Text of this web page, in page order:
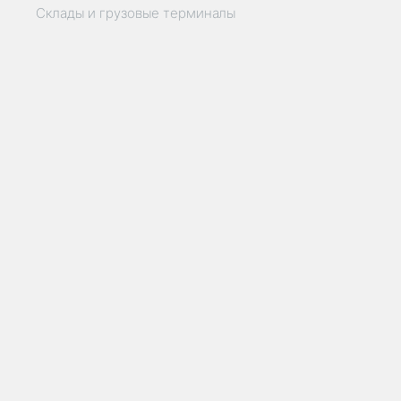
Склады и грузовые терминалы